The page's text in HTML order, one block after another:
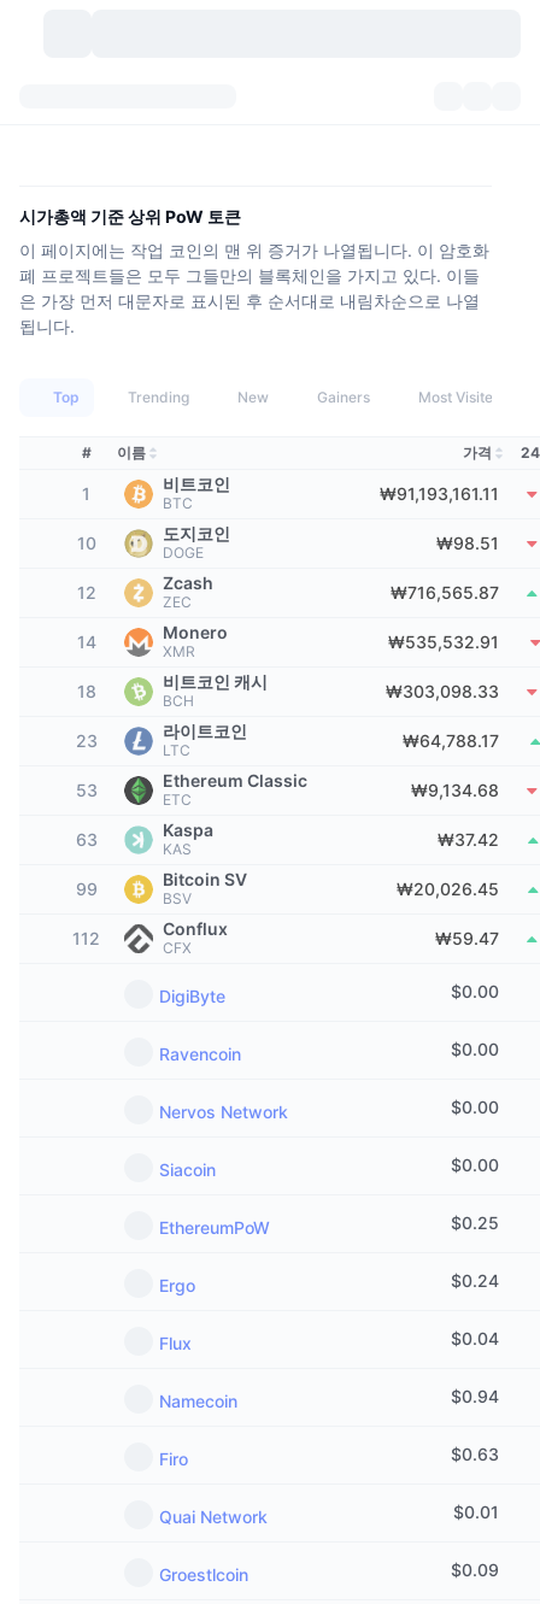
카테고리
과거 스냅샷
실제 자산
트렌딩
예정
최근 상장된 종목
상승 및 하락 종목
가장 많이 방문한 종목
커뮤니티 정서
전체 NFT 통계
시장 개요
현물 시장
BNB 트레저리
거래소 유입/유출
공포 및 탐욕 지수.
알트코인 시즌 지수
시장 주기 지표
비트코인 도미넌스
가상자산 ETF
비트코인 ETF
이더리움 ETF
시그널 New
요즘 핫한 종목
밈 탐색기
상위 트레이더들
거래소
중앙화 거래소
탈중앙화 거래소
파생상품
커뮤니티
라이브
기사들
센티멘트
암호화폐 API
DEX API
엔터프라이즈
리소스
AI 통합
CMC 에이전트 허브
스킬 마켓플레이스
CMC MCP
계산기
뉴스레터
CMC Launch
CMC 랩스
CMC Max
주요 뉴스
텔레그램 봇
사이트 위젯
시가총액 기준 상위 PoW 토큰
이 페이지에는 작업 코인의 맨 위 증거가 나열됩니다. 이 암호화
폐 프로젝트들은 모두 그들만의 블록체인을 가지고 있다. 이들
은 가장 먼저 대문자로 표시된 후 순서대로 내림차순으로 나열
됩니다.
Top Trending New Gainers Most Visited
# 이름 가격
1 비트코인
BTC ₩91,193,161.11
10 도지코인
DOGE ₩98.51
12 Zcash
ZEC ₩716,565.87
14 Monero
XMR ₩535,532.91
18 비트코인 캐시
BCH ₩303,098.33
23 라이트코인
LTC ₩64,788.17
53 Ethereum Classic
ETC ₩9,134.68
63 Kaspa
KAS ₩37.42
99 Bitcoin SV
BSV ₩20,026.45
112 Conflux
CFX ₩59.47
DigiByte $0.00
Ravencoin $0.00
Nervos Network $0.00
Siacoin $0.00
EthereumPoW $0.25
Ergo $0.24
Flux $0.04
Namecoin $0.94
Firo $0.63
Quai Network $0.01
Groestlcoin $0.09